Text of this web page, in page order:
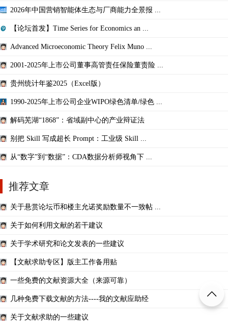
2026年中国营销智能体生态与厂商能力全景报 ...
【论坛首发】Time Series for Economics an ...
Advanced Microeconomic Theory Felix Muno ...
2001-2025年上市公司董事高管责任保险董责险 ...
贵州统计年鉴2025（Excel版）
1990-2025年上市公司企业WIPO绿色清单/绿色 ...
解码芜湖“1868”：省域副中心的产业辩证法
别把 Skill 写成超长 Prompt：工业级 Skill ...
从“数字”到“数据”：CDA数据分析师视角下 ...
推荐文章
关于悬赏论坛币和楼主允诺奖励数量不一致帖 ...
关于如何利用文献的若干建议
关于学术研究和论文发表的一些建议
【文献求助专区】版主工作备用贴
一些免费的文献资源大全（来源可靠）
几种免费下载文献的方法----我的文献应助经
关于文献求助的一些建议